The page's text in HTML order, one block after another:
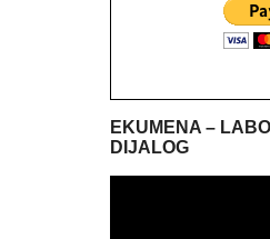
EKUMENA –
DIJALOG